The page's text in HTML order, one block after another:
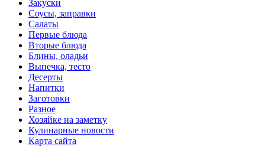
Закуски
Соусы, заправки
Салаты
Первые блюда
Вторые блюда
Блины, оладьи
Выпечка, тесто
Десерты
Напитки
Заготовки
Разное
Хозяйке на заметку
Кулинарные новости
Карта сайта